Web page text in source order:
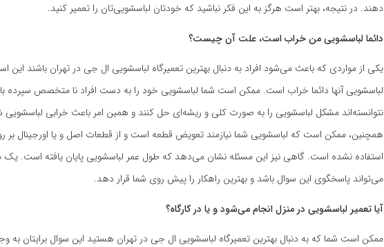
دهند. در نتیجه، بهتر است هرگز به این فکر نباشید که خودتان لباسشویی‌تان را تعمیر کنید.
دائما لباسشویی من خراب است، علت آن چیست؟
یکی از مواردی که باعث می‌شود افراد به دنبال بهترین تعمیرگاه لباسشویی ال جی در تهران باشند این
لباسشویی آنها دائما خراب است. ممکن است شما لباسشویی خود را به دست افراد نا متخصص سپرده
نتوانسته‌اند مشکل لباسشویی را به صورت کلی و ریشه‌ای حل کنند و همین امر باعث خرابی
همچنین، ممکن است که لباسشویی شما نیازمند تعویض قطعه است و از قطعات اصل و یا اورجینال بر
استفاده نشده است. گاهی نیز این مسئله نشان می‌دهد که طول عمر لباسشویی پایان یافته است. یک
می‌تواند پاسخگوی این سوال باشد و بهترین راهکار را پیش روی شما قرار دهد.
آیا تعمیر لباسشویی در منزل انجام می‌شود و یا در کارگاه؟
ممکن است شما که به دنبال بهترین تعمیرگاه لباسشویی ال جی در تهران هستید این سوال برایتان به